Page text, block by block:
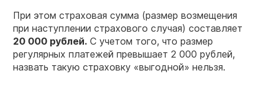
При этом страховая сумма (размер возмещения
при наступлении страхового случая) составляет
20 000 рублей. С учетом того, что размер
регулярных платежей превышает 2 000 рублей,
назвать такую страховку «выгодной» нельзя.